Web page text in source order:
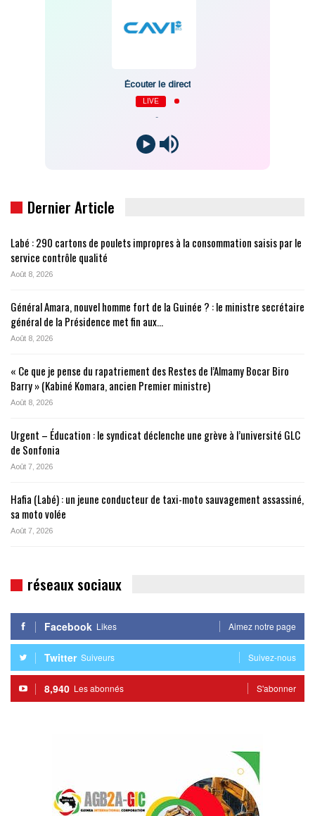
Écouter le direct
LIVE
Dernier Article
Labé : 290 cartons de poulets impropres à la consommation saisis par le
service contrôle qualité
Août 8, 2026
Général Amara, nouvel homme fort de la Guinée ? : le ministre secrétaire
général de la Présidence met fin aux…
Août 8, 2026
« Ce que je pense du rapatriement des Restes de l’Almamy Bocar Biro
Barry » (Kabiné Komara, ancien Premier ministre)
Août 8, 2026
Urgent – Éducation : le syndicat déclenche une grève à l’université GLC
de Sonfonia
Août 7, 2026
Hafia (Labé) : un jeune conducteur de taxi-moto sauvagement assassiné,
sa moto volée
Août 7, 2026
réseaux sociaux
Facebook Likes Aimez notre page
Twitter Suiveurs Suivez-nous
8,940 Les abonnés S'abonner